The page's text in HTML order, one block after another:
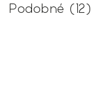
Podobné (12)